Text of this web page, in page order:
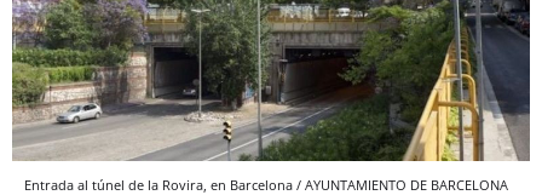
Entrada al túnel de la Rovira, en Barcelona / AYUNTAMIENTO DE BARCELONA